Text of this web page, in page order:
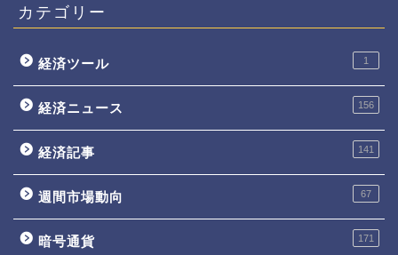
カテゴリー
経済ツール 1
経済ニュース 156
経済記事 141
週間市場動向 67
暗号通貨 171